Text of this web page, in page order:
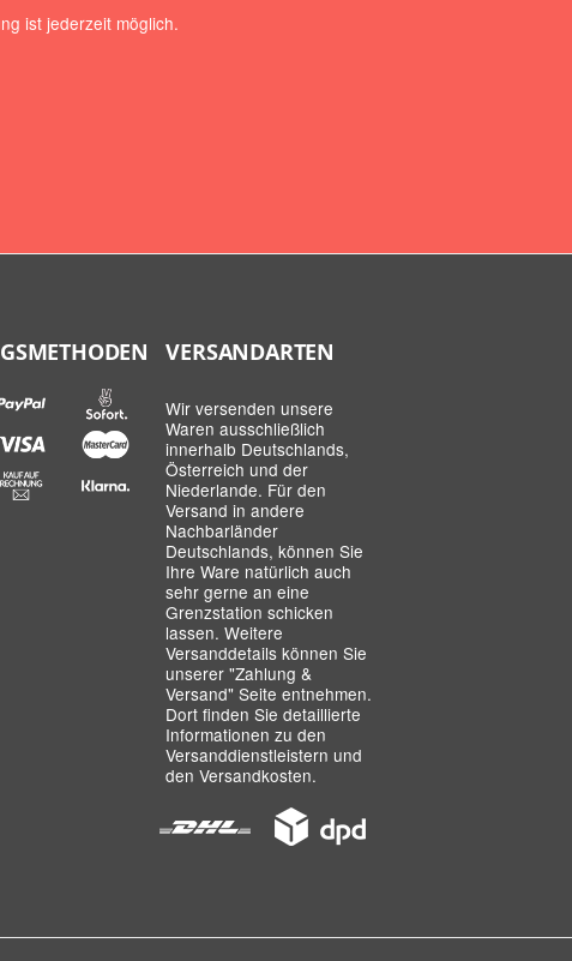
ist jederzeit möglich.
VERSANDARTEN
Wir versenden unsere
Waren ausschließlich
innerhalb Deutschlands,
Österreich und der
Niederlande. Für den
Versand in andere
Nachbarländer
Deutschlands, können Sie
Ihre Ware natürlich auch
sehr gerne an eine
Grenzstation schicken
lassen. Weitere
Versanddetails können Sie
unserer"Zahlung &
Versand" Seite entnehmen.
Dort finden Sie detaillierte
Informationen zu den
Versanddienstleistern und
den Versandkosten.